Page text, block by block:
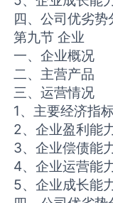
四、公司优劣势
第九节 企业
一、企业概况
二、主营产品
三、运营情况
1、主要经济指
2、企业盈利能
3、企业偿债能
4、企业运营能
5、企业成长能